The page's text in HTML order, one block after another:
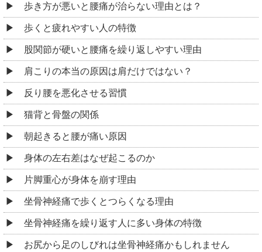
歩き方が悪いと腰痛が治らない理由とは？
歩くと疲れやすい人の特徴
股関節が硬いと腰痛を繰り返しやすい理由
肩こりの本当の原因は肩だけではない？
反り腰を悪化させる習慣
猫背と骨盤の関係
朝起きると腰が痛い原因
身体の左右差はなぜ起こるのか
片脚重心が身体を崩す理由
坐骨神経痛で歩くとつらくなる理由
坐骨神経痛を繰り返す人に多い身体の特徴
お尻から足のしびれは坐骨神経痛かもしれません